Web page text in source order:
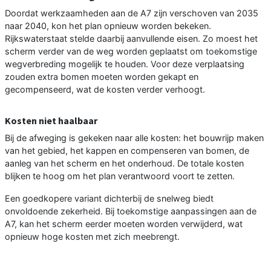
Doordat werkzaamheden aan de A7 zijn verschoven van 2035
naar 2040, kon het plan opnieuw worden bekeken.
Rijkswaterstaat stelde daarbij aanvullende eisen. Zo moest het
scherm verder van de weg worden geplaatst om toekomstige
wegverbreding mogelijk te houden. Voor deze verplaatsing
zouden extra bomen moeten worden gekapt en
gecompenseerd, wat de kosten verder verhoogt.
Kosten niet haalbaar
Bij de afweging is gekeken naar alle kosten: het bouwrijp maken
van het gebied, het kappen en compenseren van bomen, de
aanleg van het scherm en het onderhoud. De totale kosten
blijken te hoog om het plan verantwoord voort te zetten.
Een goedkopere variant dichterbij de snelweg biedt
onvoldoende zekerheid. Bij toekomstige aanpassingen aan de
A7, kan het scherm eerder moeten worden verwijderd, wat
opnieuw hoge kosten met zich meebrengt.